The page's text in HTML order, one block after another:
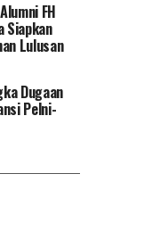
FH
Siapkan
Lulusan
Dugaan
Pelni-